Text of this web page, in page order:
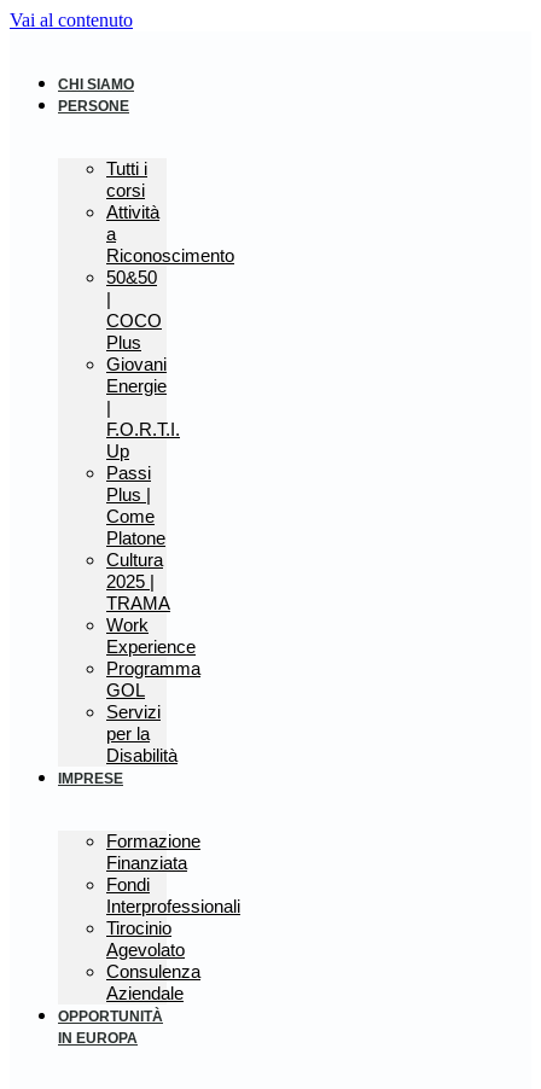
Vai al contenuto
CHI SIAMO
PERSONE
Tutti i
corsi
Attività
a
Riconoscimento
50&50
|
COCO
Plus
Giovani
Energie
|
F.O.R.T.I.
Up
Passi
Plus |
Come
Platone
Cultura
2025 |
TRAMA
Work
Experience
Programma
GOL
Servizi
per la
Disabilità
IMPRESE
Formazione
Finanziata
Fondi
Interprofessionali
Tirocinio
Agevolato
Consulenza
Aziendale
OPPORTUNITÀ
IN EUROPA